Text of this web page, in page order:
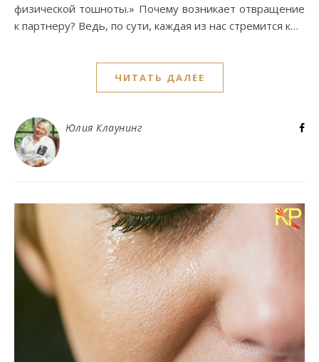
физической тошноты.» Почему возникает отвращение
к партнеру? Ведь, по сути, каждая из нас стремится к…
ЧИТАТЬ ДАЛЕЕ
Юлия Клаунинг